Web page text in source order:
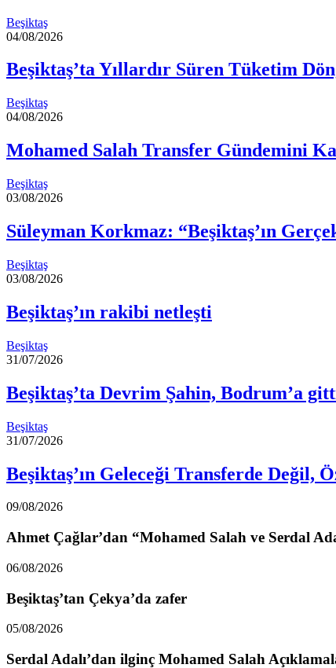
Beşiktaş
04/08/2026
Beşiktaş’ta Yıllardır Süren Tüketim
Beşiktaş
04/08/2026
Mohamed Salah Transfer Gündemini
Beşiktaş
03/08/2026
Süleyman Korkmaz: “Beşiktaş’ın
Beşiktaş
03/08/2026
Beşiktaş’ın rakibi netleşti
Beşiktaş
31/07/2026
Beşiktaş’ta Devrim Şahin, Bodrum’a
Beşiktaş
31/07/2026
Beşiktaş’ın Geleceği Transferde Değil,
09/08/2026
Ahmet Çağlar’dan “Mohamed Salah ve Serdal
06/08/2026
Beşiktaş’tan Çekya’da zafer
05/08/2026
Serdal Adalı’dan ilginç Mohamed Salah